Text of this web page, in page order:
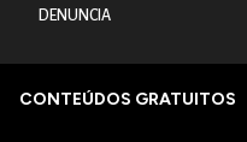
DENUNCIA
CONTEÚDOS GRATUITOS